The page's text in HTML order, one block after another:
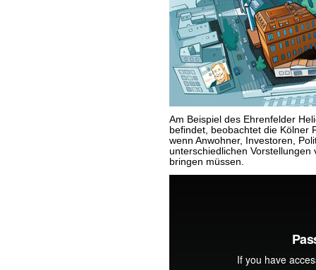
Am Beispiel des Ehrenfelder
befindet, beobachtet die Kölner
wenn Anwohner, Investoren,
unterschiedlichen
bringen müssen.